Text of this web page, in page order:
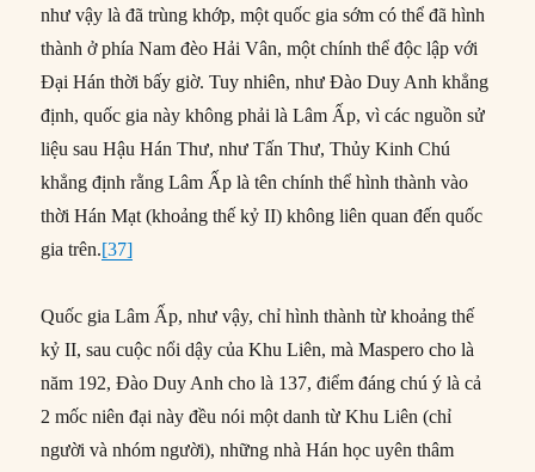
như vậy là đã trùng khớp, một quốc gia sớm có thể đã hình
thành ở phía Nam đèo Hải Vân, một chính thể độc lập với
Đại Hán thời bấy giờ. Tuy nhiên, như Đào Duy Anh khẳng
định, quốc gia này không phải là Lâm Ấp, vì các nguồn sử
liệu sau Hậu Hán Thư, như Tấn Thư, Thủy Kinh Chú
khẳng định rằng Lâm Ấp là tên chính thể hình thành vào
thời Hán Mạt (khoảng thế kỷ II) không liên quan đến quốc
gia trên.[37]
Quốc gia Lâm Ấp, như vậy, chỉ hình thành từ khoảng thế
kỷ II, sau cuộc nổi dậy của Khu Liên, mà Maspero cho là
năm 192, Đào Duy Anh cho là 137, điểm đáng chú ý là cả
2 mốc niên đại này đều nói một danh từ Khu Liên (chỉ
người và nhóm người), những nhà Hán học uyên thâm